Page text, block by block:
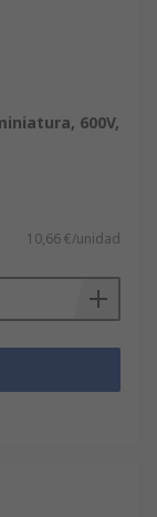
600V,
10,66 €/unidad